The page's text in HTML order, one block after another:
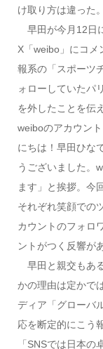
け取り方は違った。
早田が今月12日
X「weibo」にコメ
報系の「スポーツ
ォローしていたパ
を外したことを伝
weiboのアカウン
にちは！早田ひな
うございました。
ます」と挨拶。今
それぞれ笑顔での
カウントのフォロ
ントがつく反響が
早田と親交もあ
かの理由は定かで
ディア「グローバ
応を断定的にこう
「SNSでは日本